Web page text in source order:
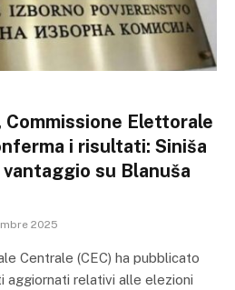
Commissione Elettorale
i risultati: Siniša
su Blanuša
2025
Centrale (CEC) ha pubblicato
aggiornati relativi alle elezioni